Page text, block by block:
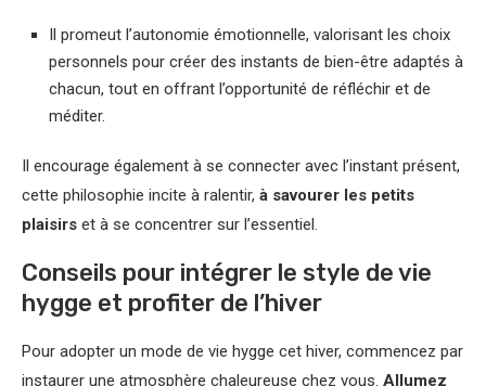
Il promeut l’autonomie émotionnelle, valorisant les choix
personnels pour créer des instants de bien-être adaptés à
chacun, tout en offrant l’opportunité de réfléchir et de
méditer.
Il encourage également à se connecter avec l’instant présent,
cette philosophie incite à ralentir, à savourer les petits
plaisirs et à se concentrer sur l’essentiel.
Conseils pour intégrer le style de vie
hygge et profiter de l’hiver
Pour adopter un mode de vie hygge cet hiver, commencez par
instaurer une atmosphère chaleureuse chez vous. Allumez